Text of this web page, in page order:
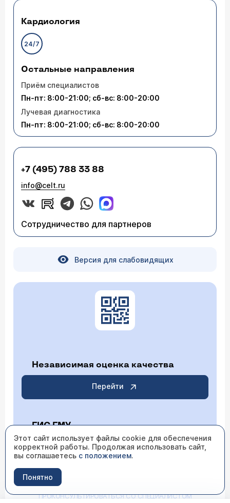
Кардиология
24/7
Остальные направления
Приём специалистов
Пн-пт: 8:00-21:00; сб-вс: 8:00-20:00
Лучевая диагностика
Пн-пт: 8:00-21:00; сб-вс: 8:00-20:00
+7 (495) 788 33 88
info@celt.ru
Сотрудничество для партнеров
Версия для слабовидящих
Независимая оценка качества
Перейти
ГИС ГМУ
Перейти
ИМЕЮТСЯ ПРОТИВОПОКАЗАНИЯ НЕОБХОДИМО
ПРОКОНСУЛЬТИРОВАТЬСЯ СО СПЕЦИАЛИСТОМ
Этот сайт использует файлы cookie для обеспечения
корректной работы. Продолжая использовать сайт,
вы соглашаетесь с положением.
Понятно